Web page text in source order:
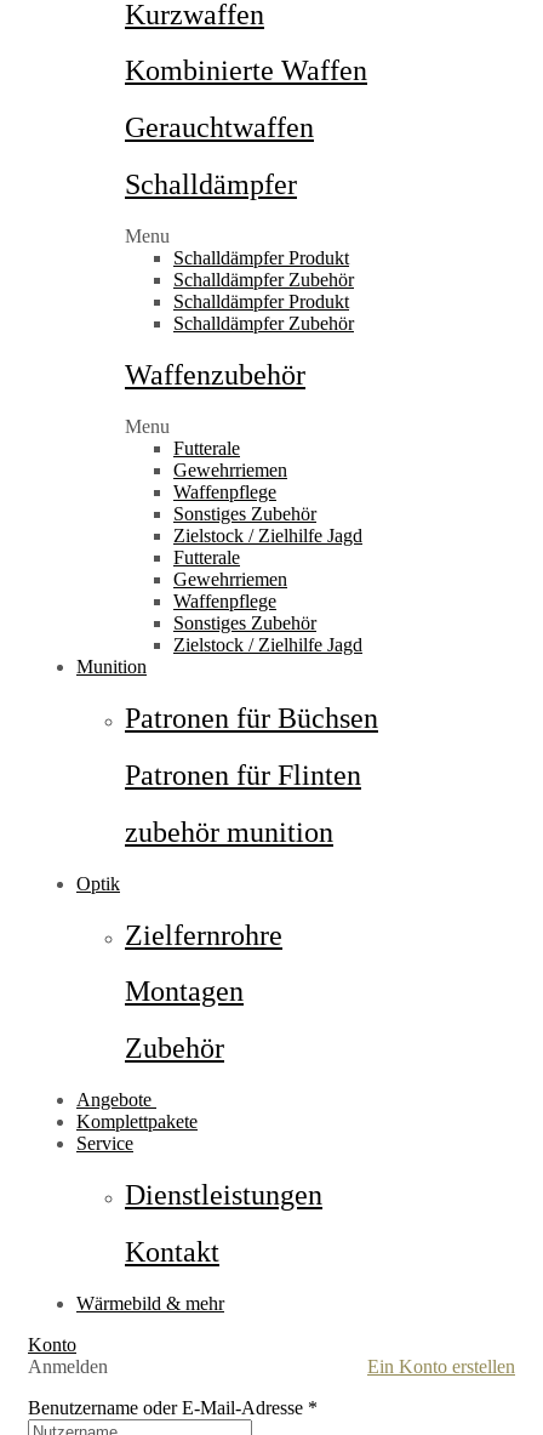
Kurzwaffen
Kombinierte Waffen
Gerauchtwaffen
Schalldämpfer
Menu
Schalldämpfer Produkt
Schalldämpfer Zubehör
Schalldämpfer Produkt
Schalldämpfer Zubehör
Waffenzubehör
Menu
Futterale
Gewehrriemen
Waffenpflege
Sonstiges Zubehör
Zielstock / Zielhilfe Jagd
Futterale
Gewehrriemen
Waffenpflege
Sonstiges Zubehör
Zielstock / Zielhilfe Jagd
Munition
Patronen für Büchsen
Patronen für Flinten
zubehör munition
Optik
Zielfernrohre
Montagen
Zubehör
Angebote
Komplettpakete
Service
Dienstleistungen
Kontakt
Wärmebild & mehr
Konto
Anmelden
Ein Konto erstellen
Benutzername oder E-Mail-Adresse *